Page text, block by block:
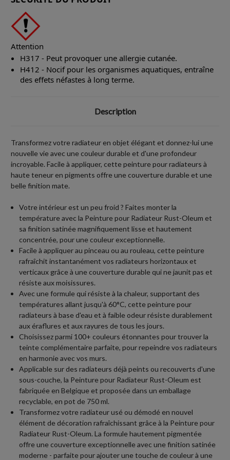
Attention
H317 - Peut provoquer une allergie cutanée.
H412 - Nocif pour les organismes aquatiques, entraîne
des effets néfastes à long terme.
Description
Transformez votre radiateur en objet élégant et donnez-lui une
nouvelle vie avec une couleur durable et d'une profondeur
incroyable. Facile à appliquer, cette peinture pour radiateurs à
haute teneur en pigments offre une couverture durable et une
belle finition mate.
Votre intérieur est un peu froid ? Faites monter la
température avec la Peinture pour Radiateur Rust-Oleum et
sa finition satinée magnifiquement lisse et hautement
concentrée, pour une couleur exceptionnelle.
Facile à appliquer au pinceau ou au rouleau, cette peinture
rafraîchit instantanément vos radiateurs horizontaux et
verticaux grâce à une couverture durable qui ne jaunit pas et
résiste aux moisissures.
Avec une formule qui résiste à la chaleur, supportant des
températures allant jusqu'à 60°C, cette peinture pour
radiateurs à base d'eau et à faible odeur résiste durablement
aux éraflures et aux rayures de tous les jours.
Choisissez parmi 100+ couleurs étonnantes pour trouver la
teinte complémentaire parfaite, pour repeindre vos radiateurs
en harmonie avec vos murs.
Applicable sur des radiateurs déjà peints ou recouverts d'une
sous-couche, la Peinture pour Radiateur Rust-Oleum est
fabriquée en Belgique et proposée dans un emballage
recyclable, en pot de 750 ml.
Transformez votre radiateur usé ou démodé en nouvel
élément de décoration rafraîchissant grâce à la Peinture pour
Radiateur Rust-Oleum. La formule hautement pigmentée
offre une couverture exceptionnelle avec une finition satinée
moderne - parfaite pour ajouter une touche de couleur à une